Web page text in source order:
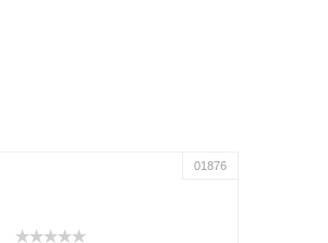
01876